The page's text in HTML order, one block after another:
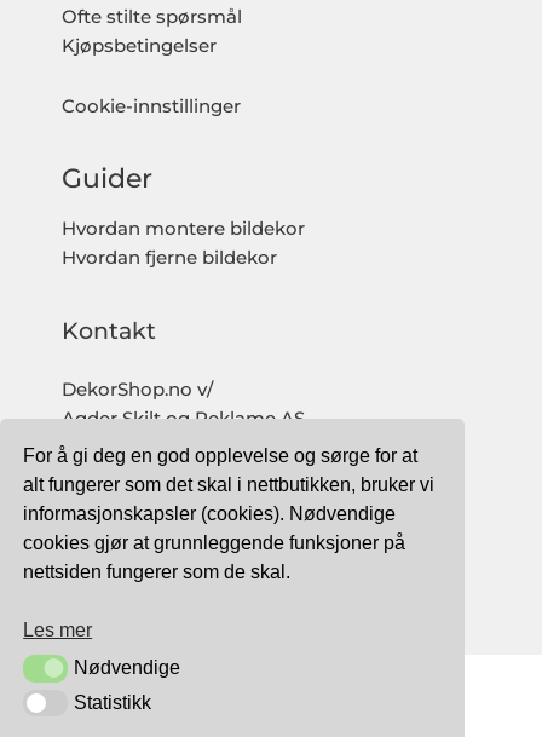
For å gi deg en god opplevelse og sørge for at
alt fungerer som det skal i nettbutikken, bruker vi
informasjonskapsler (cookies). Nødvendige
cookies gjør at grunnleggende funksjoner på
nettsiden fungerer som de skal.
Les mer
NødvendigeNødvendige
StatistikkStatistikk
Ofte stilte spørsmål
Kjøpsbetingelser
Cookie-innstillinger
Guider
Hvordan montere bildekor
Hvordan fjerne bildekor
Kontakt
DekorShop.no v/
Agder Skilt og Reklame AS
Org. nr: 997 633 016 MVA
salg@dekorshop.no
Tlf: 959 32 123
09.00 - 16.00
TRYGG BETALING MED: